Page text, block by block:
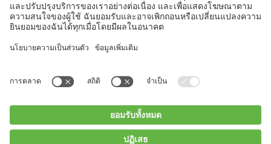
BUCHI Worldwide
Blogs